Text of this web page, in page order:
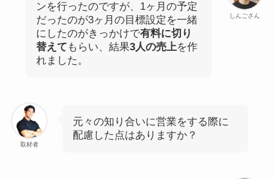
しんごさん
ンを行ったのですが、1ヶ月の予定
だったのが3ヶ月の目標設定を一緒
にしたのがきっかけで有料に切り
替えて もらい、結果3人の売上を作
れました。
取材者
元々の知り合いに営業をする際に
配慮した点はありますか？